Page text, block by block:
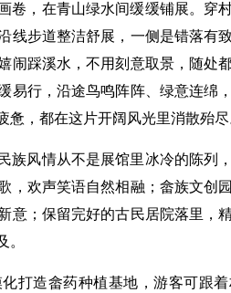
卷，在青山绿水间缓缓铺展。穿
线步道整洁舒展，一侧是错落有
闹踩溪水，不用刻意取景，随处
易行，沿途鸟鸣阵阵、绿意连绵
，都在这片开阔风光里消散殆尽
族风情从不是展馆里冰冷的陈列
，欢声笑语自然相融；畲族文创
意；保留完好的古民居院落里，
。
打造畲药种植基地，游客可跟